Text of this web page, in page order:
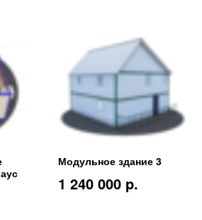
Модульное здание 3
1 240 000 p.